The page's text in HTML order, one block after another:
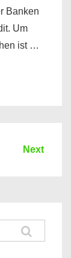
Banken
Um
ist …
Next